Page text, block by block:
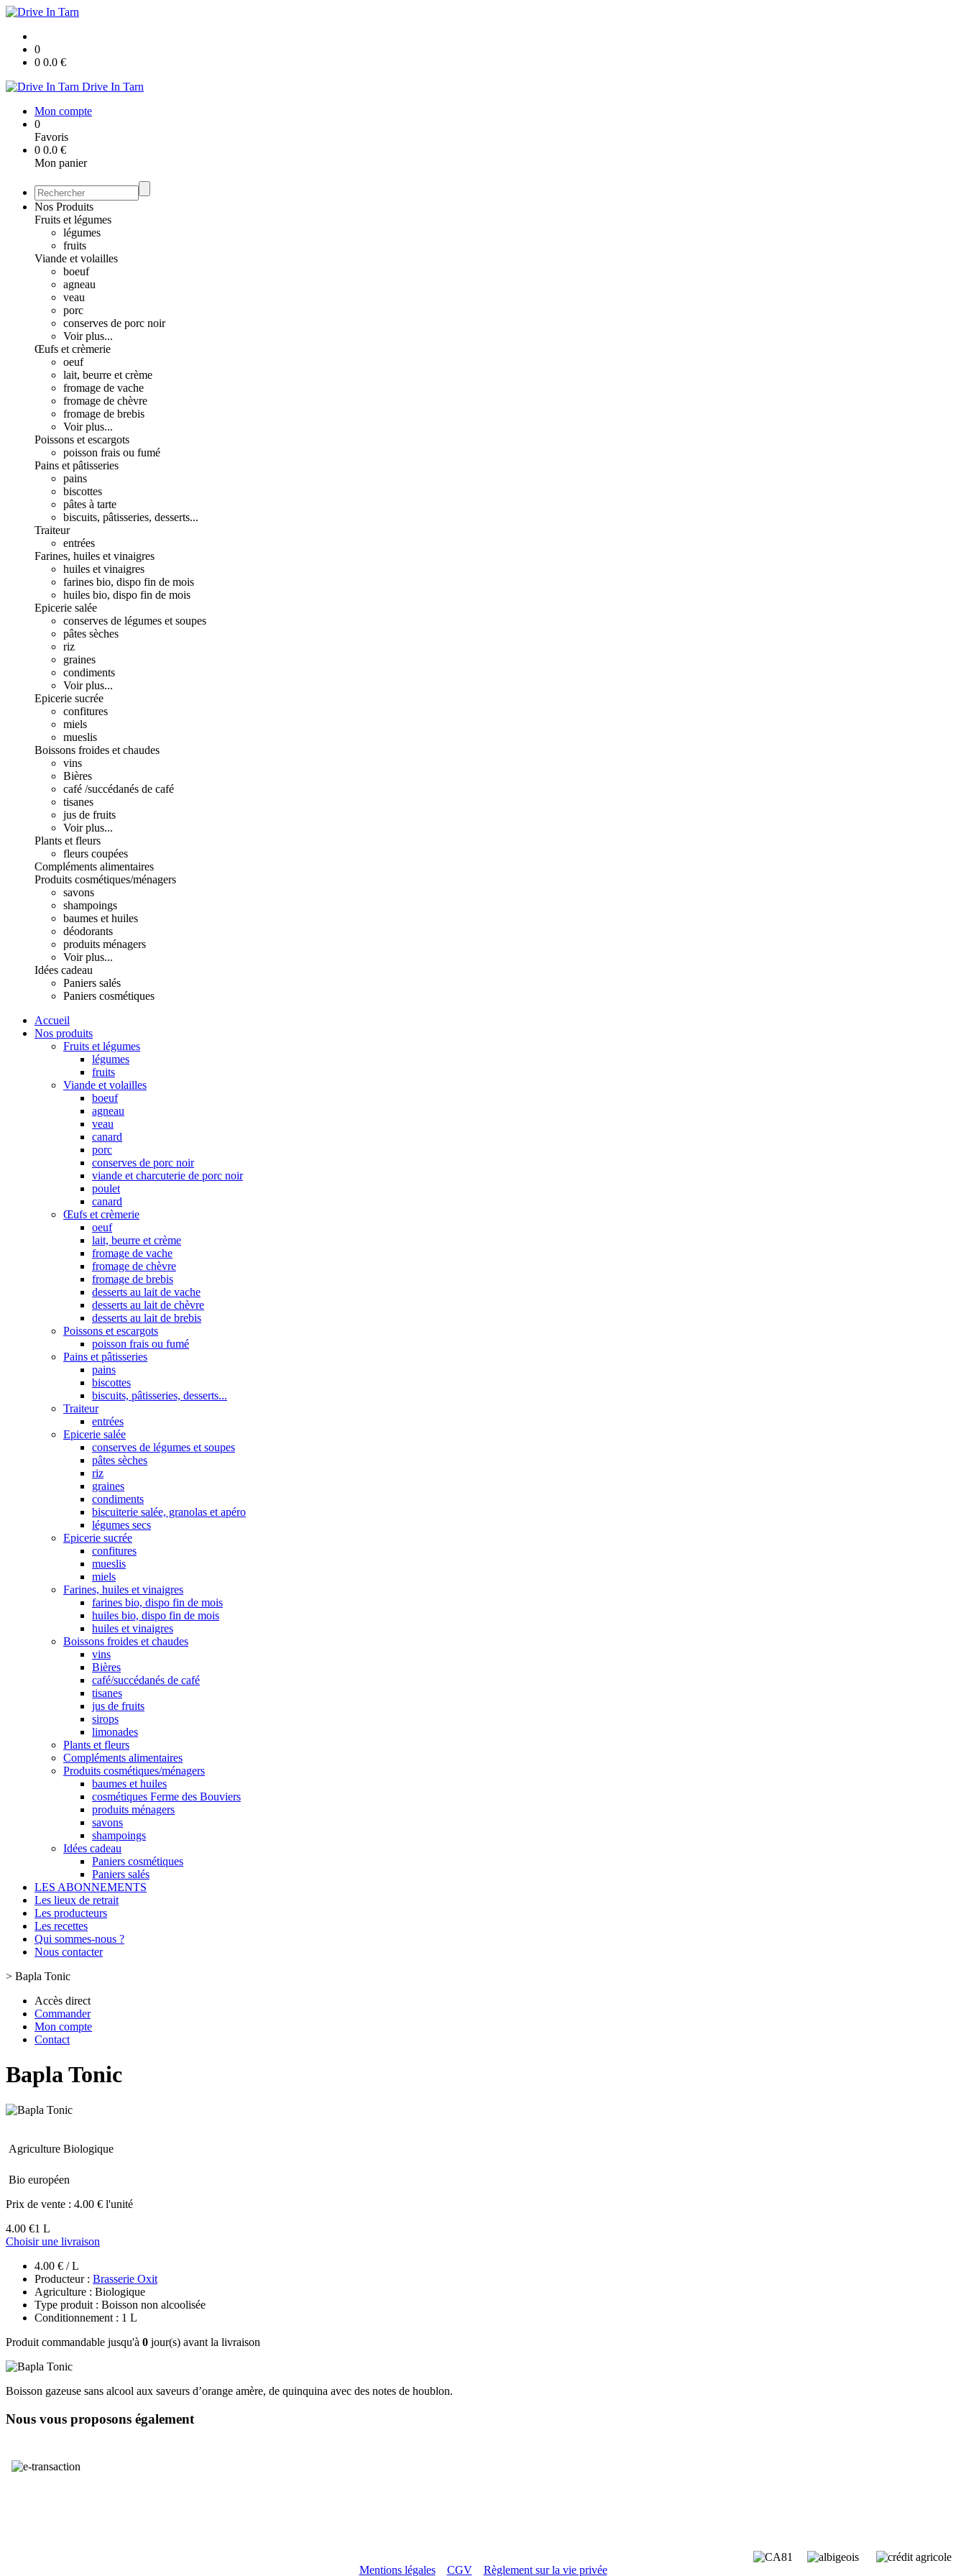
0
0 0.0 €
Drive In Tarn
Mon compte
0
Favoris
0 0.0 €
Mon panier
Nos Produits
Fruits et légumes
légumes
fruits
Viande et volailles
boeuf
agneau
veau
porc
conserves de porc noir
Voir plus...
Œufs et crèmerie
oeuf
lait, beurre et crème
fromage de vache
fromage de chèvre
fromage de brebis
Voir plus...
Poissons et escargots
poisson frais ou fumé
Pains et pâtisseries
pains
biscottes
pâtes à tarte
biscuits, pâtisseries, desserts...
Traiteur
entrées
Farines, huiles et vinaigres
huiles et vinaigres
farines bio, dispo fin de mois
huiles bio, dispo fin de mois
Epicerie salée
conserves de légumes et soupes
pâtes sèches
riz
graines
condiments
Voir plus...
Epicerie sucrée
confitures
miels
mueslis
Boissons froides et chaudes
vins
Bières
café /succédanés de café
tisanes
jus de fruits
Voir plus...
Plants et fleurs
fleurs coupées
Compléments alimentaires
Produits cosmétiques/ménagers
savons
shampoings
baumes et huiles
déodorants
produits ménagers
Voir plus...
Idées cadeau
Paniers salés
Paniers cosmétiques
Accueil
Nos produits
Fruits et légumes
légumes
fruits
Viande et volailles
boeuf
agneau
veau
canard
porc
conserves de porc noir
viande et charcuterie de porc noir
poulet
canard
Œufs et crèmerie
oeuf
lait, beurre et crème
fromage de vache
fromage de chèvre
fromage de brebis
desserts au lait de vache
desserts au lait de chèvre
desserts au lait de brebis
Poissons et escargots
poisson frais ou fumé
Pains et pâtisseries
pains
biscottes
biscuits, pâtisseries, desserts...
Traiteur
entrées
Epicerie salée
conserves de légumes et soupes
pâtes sèches
riz
graines
condiments
biscuiterie salée, granolas et apéro
légumes secs
Epicerie sucrée
confitures
mueslis
miels
Farines, huiles et vinaigres
farines bio, dispo fin de mois
huiles bio, dispo fin de mois
huiles et vinaigres
Boissons froides et chaudes
vins
Bières
café/succédanés de café
tisanes
jus de fruits
sirops
limonades
Plants et fleurs
Compléments alimentaires
Produits cosmétiques/ménagers
baumes et huiles
cosmétiques Ferme des Bouviers
produits ménagers
savons
shampoings
Idées cadeau
Paniers cosmétiques
Paniers salés
LES ABONNEMENTS
Les lieux de retrait
Les producteurs
Les recettes
Qui sommes-nous ?
Nous contacter
> Bapla Tonic
Accès direct
Commander
Mon compte
Contact
Bapla Tonic
Agriculture Biologique
Bio européen
Prix de vente : 4.00 € l'unité
4.00 €1 L
Choisir une livraison
4.00 € / L
Producteur : Brasserie Oxit
Agriculture : Biologique
Type produit : Boisson non alcoolisée
Conditionnement : 1 L
Produit commandable jusqu'à 0 jour(s) avant la livraison
Boisson gazeuse sans alcool aux saveurs d’orange amère, de quinquina avec des notes de houblon.
Nous vous proposons également
Mentions légales CGV Règlement sur la vie privée